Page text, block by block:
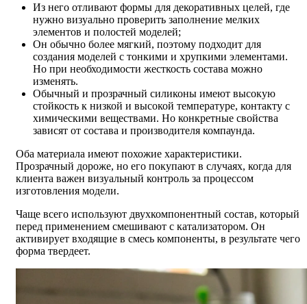
Из него отливают формы для декоративных целей, где
нужно визуально проверить заполнение мелких
элементов и полостей моделей;
Он обычно более мягкий, поэтому подходит для
создания моделей с тонкими и хрупкими элементами.
Но при необходимости жесткость состава можно
изменять.
Обычный и прозрачный силиконы имеют высокую
стойкость к низкой и высокой температуре, контакту с
химическими веществами. Но конкретные свойства
зависят от состава и производителя компаунда.
Оба материала имеют похожие характеристики.
Прозрачный дороже, но его покупают в случаях, когда для
клиента важен визуальный контроль за процессом
изготовления модели.
Чаще всего используют двухкомпонентный состав, который
перед применением смешивают с катализатором. Он
активирует входящие в смесь компоненты, в результате чего
форма твердеет.